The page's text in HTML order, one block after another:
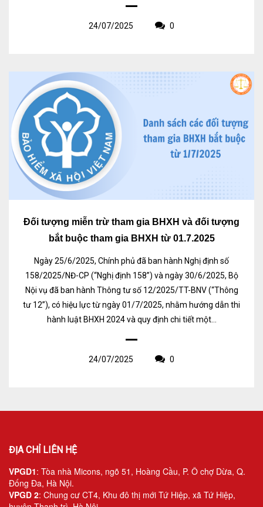
24/07/2025 0
Đối tượng miễn trừ tham gia BHXH và đối tượng
bắt buộc tham gia BHXH từ 01.7.2025
Ngày 25/6/2025, Chính phủ đã ban hành Nghị định số
158/2025/NĐ-CP (“Nghị định 158”) và ngày 30/6/2025, Bộ
Nội vụ đã ban hành Thông tư số 12/2025/TT-BNV (“Thông
tư 12”), có hiệu lực từ ngày 01/7/2025, nhằm hướng dẫn thi
hành luật BHXH 2024 và quy định chi tiết một...
24/07/2025 0
ĐỊA CHỈ LIÊN HỆ
VPGD1: Tòa nhà Micons, ngõ 51, Hoàng Cầu, P. Ô chợ Dừa, Q.
Đống Đa, Hà Nội.
VPGD 2: Chung cư CT4, Khu đô thị mới Tứ Hiệp, xã Tứ Hiệp,